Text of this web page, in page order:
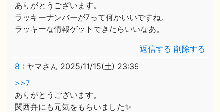
ありがとうございます。
ラッキーナンバーが7って何かいいですね。
ラッキーな情報ゲットできたらいいなあ。
返信する 削除する
8 : ヤマさん 2025/11/15(土) 23:39
>>7
ありがとうございます。
関西弁にも元気をもらいました✨